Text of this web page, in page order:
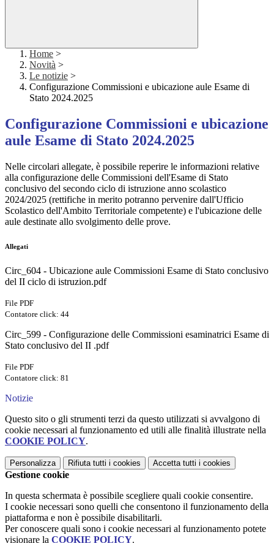
Home >
Novità >
Le notizie >
Configurazione Commissioni e ubicazione aule Esame di
Stato 2024.2025
Configurazione Commissioni e ubicazione
aule Esame di Stato 2024.2025
Nelle circolari allegate, è possibile reperire le informazioni relative
alla configurazione delle Commissioni dell'Esame di Stato
conclusivo del secondo ciclo di istruzione anno scolastico
2024/2025 (rettifiche in merito potranno pervenire dall'Ufficio
Scolastico dell'Ambito Territoriale competente) e l'ubicazione delle
aule destinate allo svolgimento delle prove.
Allegati
Circ_604 - Ubicazione aule Commissioni Esame di Stato conclusivo
del II ciclo di istruzion.pdf
File PDF
Contatore click: 44
Circ_599 - Configurazione delle Commissioni esaminatrici Esame di
Stato conclusivo del II .pdf
File PDF
Contatore click: 81
Notizie
Questo sito o gli strumenti terzi da questo utilizzati si avvalgono di
cookie necessari al funzionamento ed utili alle finalità illustrate nella
COOKIE POLICY.
Personalizza Rifiuta tutti i cookies Accetta tutti i cookies
Gestione cookie
In questa schermata è possibile scegliere quali cookie consentire.
I cookie necessari sono quelli che consentono il funzionamento della
piattaforma e non è possibile disabilitarli.
Per conoscere quali sono i cookie necessari al funzionamento potete
visionare la COOKIE POLICY.